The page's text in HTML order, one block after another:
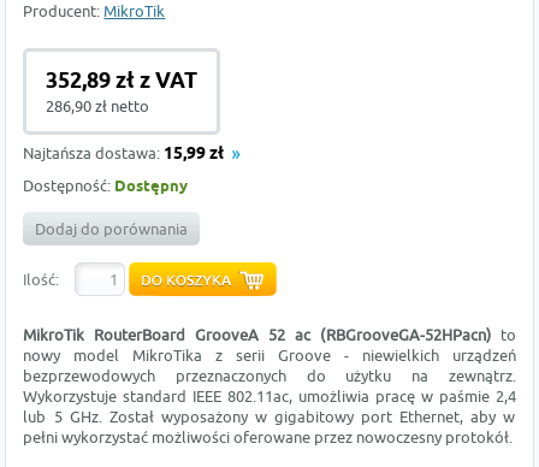
Producent: MikroTik
352,89 zł z VAT
286,90 zł netto
Najtańsza dostawa: 15,99 zł
Dostępność: Dostępny
Dodaj do porównania
Ilość:
MikroTik RouterBoard GrooveA 52 ac (RBGrooveGA-52HPacn)to
nowy model MikroTika z serii Groove - niewielkich urządzeń
bezprzewodowych przeznaczonych do użytku na zewnątrz.
Wykorzystuje standard IEEE 802.11ac, umożliwia pracę w paśmie 2,4
lub 5 GHz. Został wyposażony w gigabitowy port Ethernet, aby w
pełni wykorzystać możliwości oferowane przez nowoczesny protokół.